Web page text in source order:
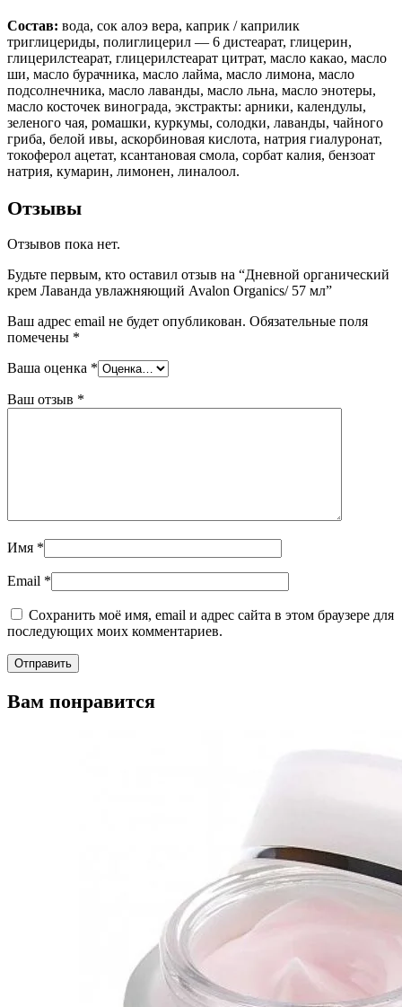
Состав: вода, сок алоэ вера, каприк / каприлик
триглицериды, полиглицерил — 6 дистеарат, глицерин,
глицерилстеарат, глицерилстеарат цитрат, масло какао, масло
ши, масло бурачника, масло лайма, масло лимона, масло
подсолнечника, масло лаванды, масло льна, масло энотеры,
масло косточек винограда, экстракты: арники, календулы,
зеленого чая, ромашки, куркумы, солодки, лаванды, чайного
гриба, белой ивы, аскорбиновая кислота, натрия гиалуронат,
токоферол ацетат, ксантановая смола, сорбат калия, бензоат
натрия, кумарин, лимонен, линалоол.
Отзывы
Отзывов пока нет.
Будьте первым, кто оставил отзыв на “Дневной органический
крем Лаванда увлажняющий Avalon Organics/ 57 мл”
Ваш адрес email не будет опубликован. Обязательные поля
помечены *
Ваша оценка *
Ваш отзыв *
Имя *
Email *
Сохранить моё имя, email и адрес сайта в этом браузере для
последующих моих комментариев.
Вам понравится